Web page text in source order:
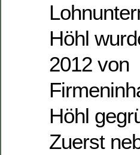
Höhl
2012 von
Höhl
Zuerst